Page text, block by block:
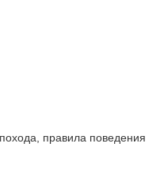
правила поведения